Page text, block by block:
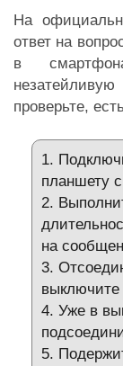
На
ответ на
в
проверьте,
1.
планшету
2.
на
3.
4. Уже в
5.